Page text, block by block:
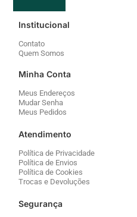
Meus Endereços
Mudar Senha
Atendimento
Política de Privacidade
Política de Envios
Política de Cookies
Trocas e Devoluções
Segurança
Fale conosco
WhatsApp